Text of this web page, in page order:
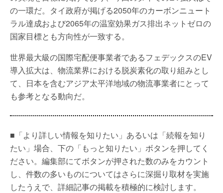
の一環だ。タイ政府が掲げる2050年のカーボンニュート
ラル達成および2065年の温室効果ガス排出ネットゼロの
国家目標とも方向性が一致する。
世界最大級の国際宅配便事業者であるフェデックスのEV
導入拡大は、物流業界における脱炭素化の取り組みとし
て、日本を含むアジア太平洋地域の物流事業者にとって
も参考となる動向だ。
■「より詳しい情報を知りたい」あるいは「続報を知り
たい」場合、下の「もっと知りたい」ボタンを押してく
ださい。編集部にてボタンが押された数のみをカウント
し、件数の多いものについてはさらに深掘り取材を実施
したうえで、詳細記事の掲載を積極的に検討します。